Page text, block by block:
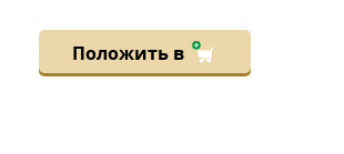
Положить в